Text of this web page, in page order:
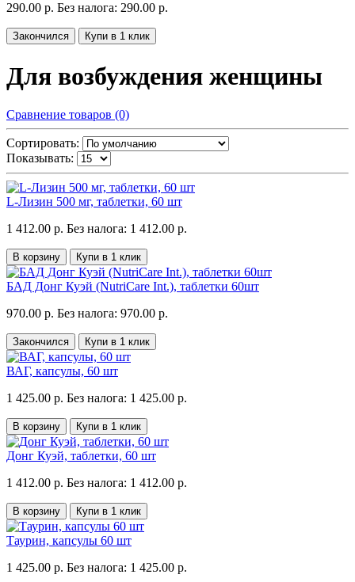
290.00 р. Без налога: 290.00 р.
Закончился Купи в 1 клик
Для возбуждения женщины
Сравнение товаров (0)
Сортировать:
Показывать:
L-Лизин 500 мг, таблетки, 60 шт
1 412.00 р. Без налога: 1 412.00 р.
В корзину Купи в 1 клик
БАД Донг Куэй (NutriCare Int.), таблетки 60шт
970.00 р. Без налога: 970.00 р.
Закончился Купи в 1 клик
ВАГ, капсулы, 60 шт
1 425.00 р. Без налога: 1 425.00 р.
В корзину Купи в 1 клик
Донг Куэй, таблетки, 60 шт
1 412.00 р. Без налога: 1 412.00 р.
В корзину Купи в 1 клик
Таурин, капсулы 60 шт
1 425.00 р. Без налога: 1 425.00 р.